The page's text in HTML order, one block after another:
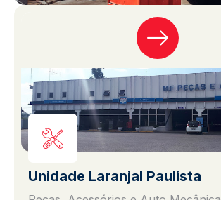
Unidade Laranjal Paulista